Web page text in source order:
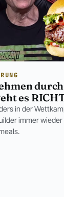
es
in der
immer